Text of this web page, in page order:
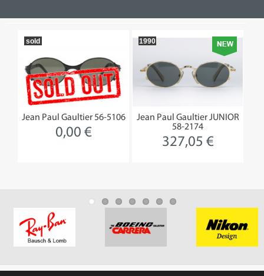
Jean Paul Gaultier 56-5106
0,00 €
sold
Jean Paul Gaultier JUNIOR
58-2174
327,05 €
1990